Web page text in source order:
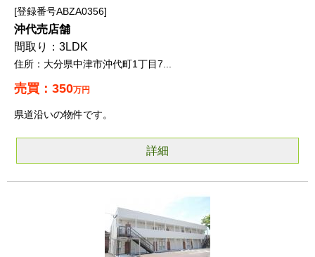
登録番号ABZA0356
沖代売店舗
3LDK
大分県中津市沖代町1丁目7...
350万円
県道沿いの物件です。
詳細